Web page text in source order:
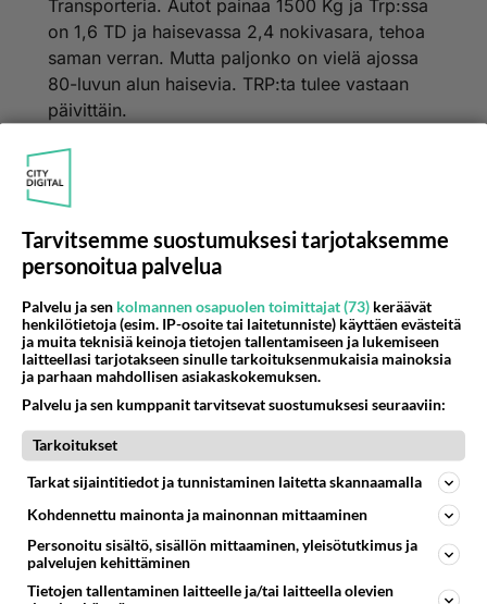
Transporteria. Autot painaa 1500 Kg ja Trp:ssa
on 1,6 TD ja haisevassa 2,4 nokivasara, tehoa
saman verran. Mutta paljonko on vielä ajossa
80-luvun alun haisevia. TRP:ta tulee vastaan
päivittäin.
JX = kestävä kierroskone
on lahonnut ympäriltä pois alle 300000 Km:n.
Ilmankos japseihin harvemmin tarvitaan vaihtokoneita.
Ja eihän se nyt ole ihme jos esim VW:n kone on kovilla,
kun vertaa hiasen paskaa ja Transporteria. Autot
painaa 1500 Kg ja Trp:ssa on 1,6 TD ja haisevassa 2,4
vielä ajossa 80-luvun alun haisevia. TRP:ta tulee
Lue lisää
liikenteessä! Transuja huomattvasti vähemmän.
Äänestä
Kyllä se kestää, jos vain osaa
Setä on ajantu 470tkm MB Sprinterillä. Ainoa vika
Tarvitsemme suostumuksesi tarjotaksemme
personoitua palvelua
Palvelu ja sen kolmannen osapuolen toimittajat (73) keräävät
henkilötietoja (esim. IP-osoite tai laitetunniste) käyttäen evästeitä
ja muita teknisiä keinoja tietojen tallentamiseen ja lukemiseen
laitteellasi tarjotakseen sinulle tarkoituksenmukaisia mainoksia
ja parhaan mahdollisen asiakaskokemuksen.
Palvelu ja sen kumppanit tarvitsevat suostumuksesi seuraaviin:
Tarkoitukset
Tarkat sijaintitiedot ja tunnistaminen laitetta skannaamalla
Kohdennettu mainonta ja mainonnan mittaaminen
Personoitu sisältö, sisällön mittaaminen, yleisötutkimus ja
palvelujen kehittäminen
Tietojen tallentaminen laitteelle ja/tai laitteella olevien